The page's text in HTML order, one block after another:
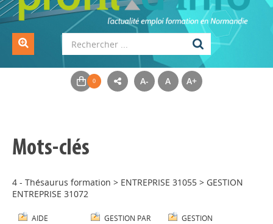
A- A A+
Mots-clés
4 - Thésaurus formation > ENTREPRISE 31055 > GESTION
ENTREPRISE 31072
AIDE
GESTION PAR
GESTION